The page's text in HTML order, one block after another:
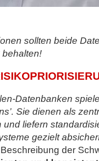
sollten beide
behalten!
Datenbanken
Sie dienen als
liefern
gezielt
der